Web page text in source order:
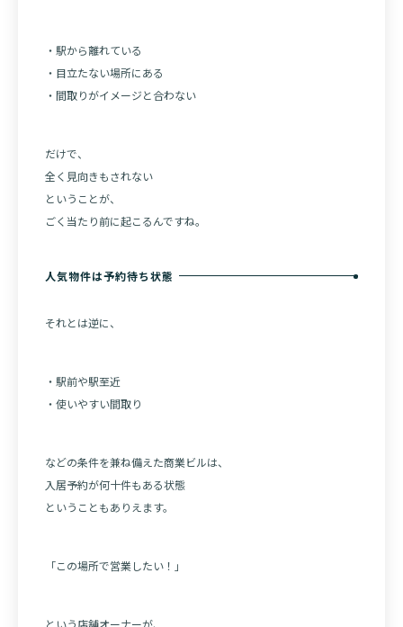
・駅から離れている
・目立たない場所にある
・間取りがイメージと合わない
だけで、
全く見向きもされない
ということが、
ごく当たり前に起こるんですね。
人気物件は予約待ち状態
それとは逆に、
・駅前や駅至近
・使いやすい間取り
などの条件を兼ね備えた商業ビルは、
入居予約が何十件もある状態
ということもありえます。
「この場所で営業したい！」
という店舗オーナーが、